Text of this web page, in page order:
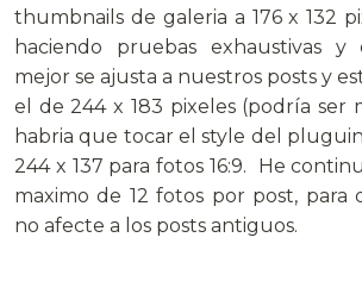
thumbnails de galeria a 176 x 132
haciendo pruebas exhaustivas
mejor se ajusta a nuestros posts y
el de 244 x 183 pixeles (podría ser
habria que tocar el style del
244 x 137 para fotos 16:9. He
maximo de 12 fotos por post, para
no afecte a los posts antiguos.